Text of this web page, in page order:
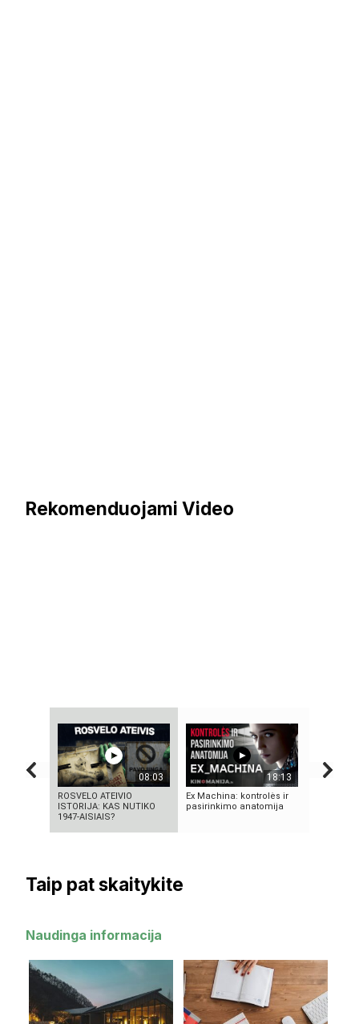
Rekomenduojami Video
08:03
ROSVELO ATEIVIO
ISTORIJA: KAS NUTIKO
1947-AISIAIS?
18:13
Ex Machina: kontrolės ir
pasirinkimo anatomija
Taip pat skaitykite
Naudinga informacija